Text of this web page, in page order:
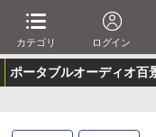
カテゴリ ログイン
ポータブルオーディオ百